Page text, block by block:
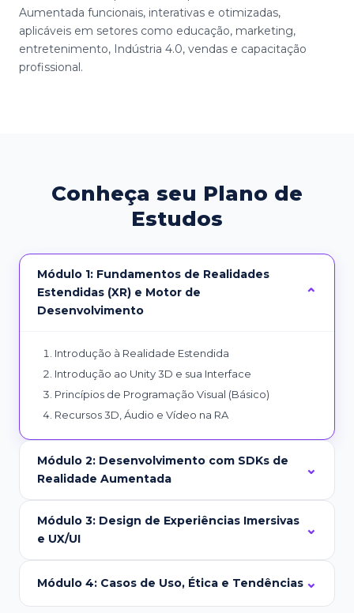
Aumentada funcionais, interativas e otimizadas,
aplicáveis em setores como educação, marketing,
entretenimento, Indústria 4.0, vendas e capacitação
profissional.
Conheça seu Plano de
Estudos
Módulo 1: Fundamentos de Realidades
Estendidas (XR) e Motor de
Desenvolvimento
Introdução à Realidade Estendida
Introdução ao Unity 3D e sua Interface
Princípios de Programação Visual (Básico)
Recursos 3D, Áudio e Vídeo na RA
Módulo 2: Desenvolvimento com SDKs de
Realidade Aumentada
Módulo 3: Design de Experiências Imersivas
e UX/UI
Módulo 4: Casos de Uso, Ética e Tendências